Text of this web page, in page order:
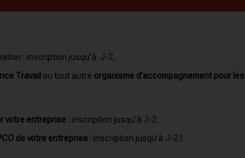
: inscription jusqu’à J-2.
Travail ou tout autre organisme d’accompagnement pour les
votre entreprise : inscription jusqu’à J-2.
de votre entreprise : inscription jusqu’à J-21 .